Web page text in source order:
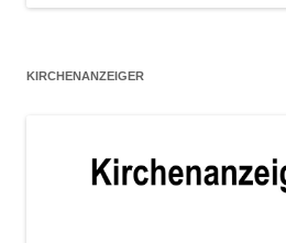
KIRCHENANZEIGER